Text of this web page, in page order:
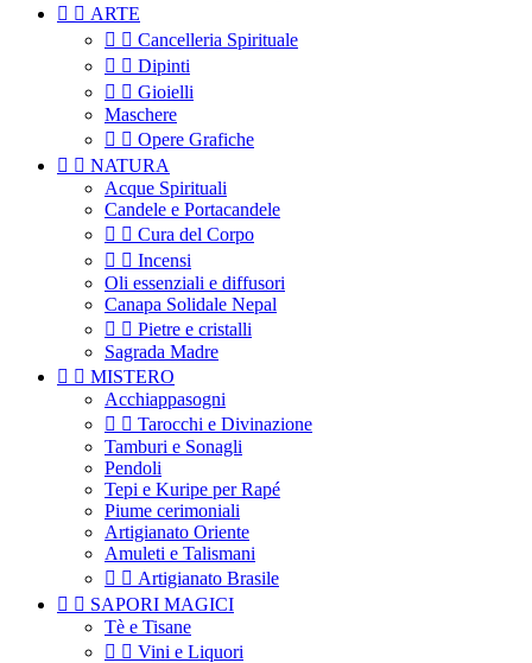
  ARTE
  Cancelleria Spirituale
  Dipinti
  Gioielli
Maschere
  Opere Grafiche
  NATURA
Acque Spirituali
Candele e Portacandele
  Cura del Corpo
  Incensi
Oli essenziali e diffusori
Canapa Solidale Nepal
  Pietre e cristalli
Sagrada Madre
  MISTERO
Acchiappasogni
  Tarocchi e Divinazione
Tamburi e Sonagli
Pendoli
Tepi e Kuripe per Rapé
Piume cerimoniali
Artigianato Oriente
Amuleti e Talismani
  Artigianato Brasile
  SAPORI MAGICI
Tè e Tisane
  Vini e Liquori